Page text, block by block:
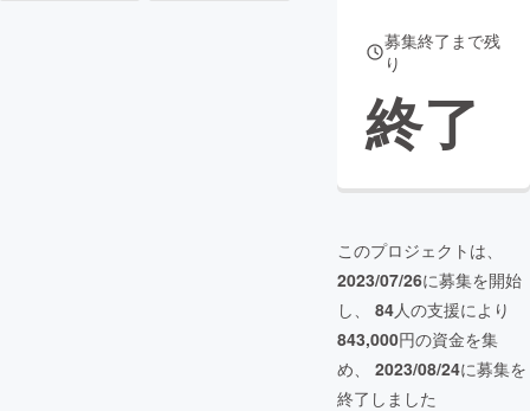
募集終了まで残
り
終了
このプロジェクトは、
2023/07/26に募集を開始
し、 84人の支援により
843,000円の資金を集
め、 2023/08/24に募集を
終了しました